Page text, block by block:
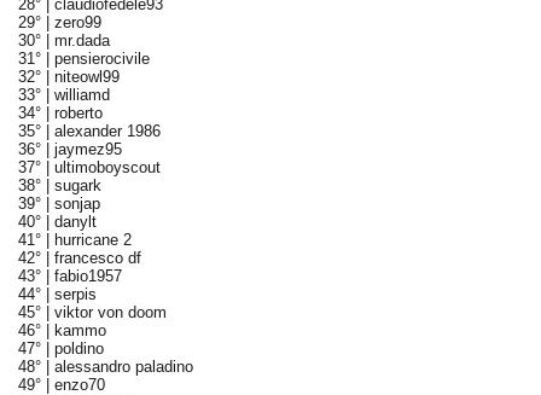
28° | claudiofedele93
29° | zero99
30° | mr.dada
31° | pensierocivile
32° | niteowl99
33° | williamd
34° | roberto
35° | alexander 1986
36° | jaymez95
37° | ultimoboyscout
38° | sugark
39° | sonjap
40° | danylt
41° |
hurricane 2
42° | francesco df
43° | fabio1957
44° | serpis
45° | viktor von doom
46° |
kammo
47° | poldino
48° | alessandro paladino
49° | enzo70